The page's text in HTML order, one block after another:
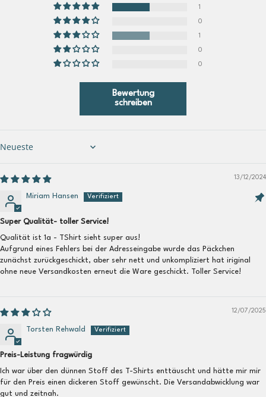
1
0
1
0
0
Bewertung
schreiben
Sort by
13/12/2024
Miriam Hansen
Super Qualität- toller Service!
Qualität ist 1a - TShirt sieht super aus!
Aufgrund eines Fehlers bei der Adresseingabe wurde das Päckchen
zunächst zurückgeschickt, aber sehr nett und unkompliziert hat iriginal
ohne neue Versandkosten erneut die Ware geschickt. Toller Service!
12/07/2025
Torsten Rehwald
Preis-Leistung fragwürdig
Ich war über den dünnen Stoff des T-Shirts enttäuscht und hätte mir mir
für den Preis einen dickeren Stoff gewünscht. Die Versandabwicklung war
gut und zeitnah.